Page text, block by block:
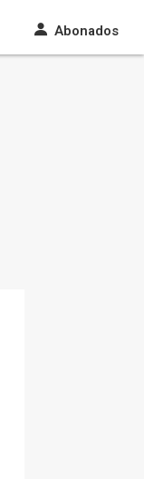
Abonados